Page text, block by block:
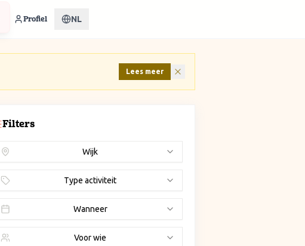
Profiel NL
Lees meer
Filters
Wijk
Type activiteit
Wanneer
Voor wie